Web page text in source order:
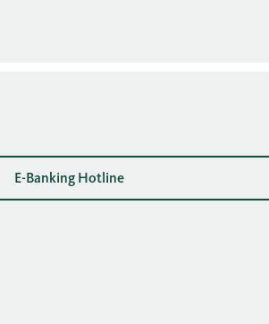
E-Banking Hotline